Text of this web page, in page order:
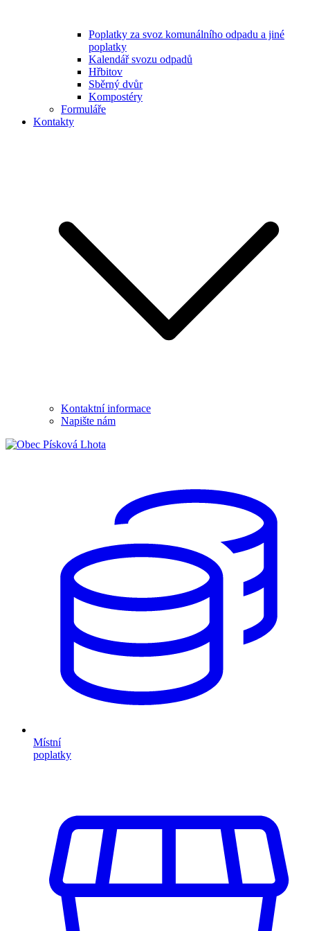
Poplatky za svoz komunálního odpadu a jiné
poplatky
Kalendář svozu odpadů
Hřbitov
Sběrný dvůr
Kompostéry
Formuláře
Kontakty
Kontaktní informace
Napište nám
Místní
poplatky